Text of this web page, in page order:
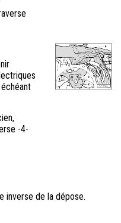
-4-
inverse de la dépose.